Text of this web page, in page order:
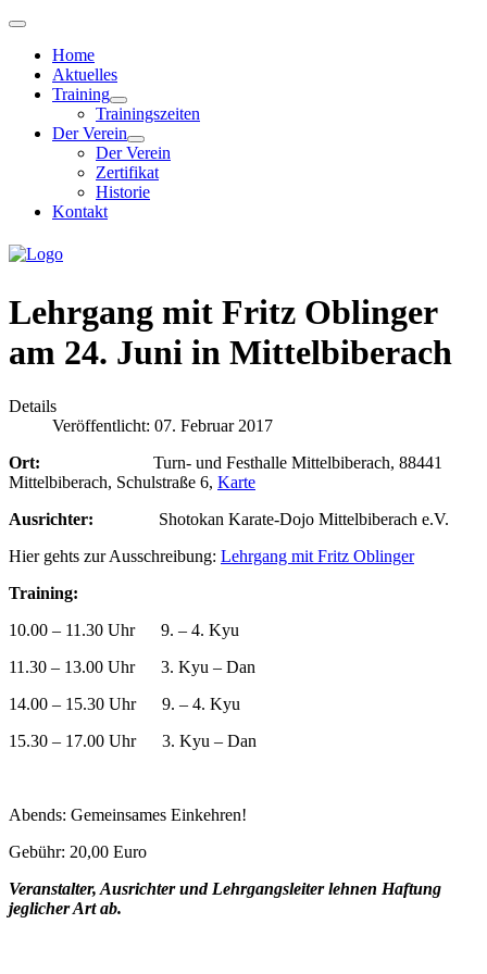
Home
Aktuelles
Training
Trainingszeiten
Der Verein
Der Verein
Zertifikat
Historie
Kontakt
Lehrgang mit Fritz Oblinger
am 24. Juni in Mittelbiberach
Details
Veröffentlicht: 07. Februar 2017
Ort: Turn- und Festhalle Mittelbiberach, 88441
Mittelbiberach, Schulstraße 6, Karte
Ausrichter:
Shotokan Karate-Dojo Mittelbiberach e.V.
Hier gehts zur Ausschreibung: Lehrgang mit Fritz Oblinger
Training:
10.00 – 11.30 Uhr 9. – 4. Kyu
11.30 – 13.00 Uhr 3. Kyu – Dan
14.00 – 15.30 Uhr 9. – 4. Kyu
15.30 – 17.00 Uhr 3. Kyu – Dan
Abends: Gemeinsames Einkehren!
Gebühr: 20,00 Euro
Veranstalter, Ausrichter und Lehrgangsleiter lehnen Haftung
jeglicher Art ab.